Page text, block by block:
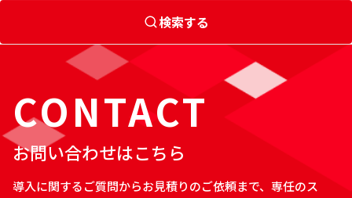
検索する
CONTACT
お問い合わせはこちら
導入に関するご質問からお見積りのご依頼まで、専任のス